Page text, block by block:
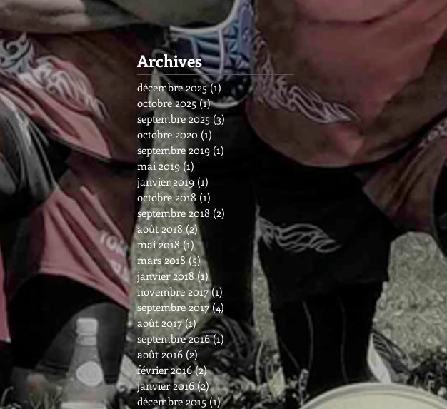
Archives
décembre 2025 (1) 1 post
octobre 2025 (1)1 post
septembre 2025 (3)3 posts
octobre 2020 (1)
septembre 2019 (1)
mai 2019 (1)
janvier 2019 (1)
octobre 2018 (1)
septembre 2018 (2) 2 posts
août 2018 (2)2 posts
mai 2018 (1)1 post
mars 2018 (5)5 posts
janvier 2018 (1)1 post
novembre 2017 (1)
septembre 2017 (4) 4 posts
août 2017 (1)1 post
septembre 2016 (1) 1 post
août 2016 (2)2 posts
février 2016 (2)2 posts
janvier 2016 (2)2 posts
décembre 2015 (1)1 post